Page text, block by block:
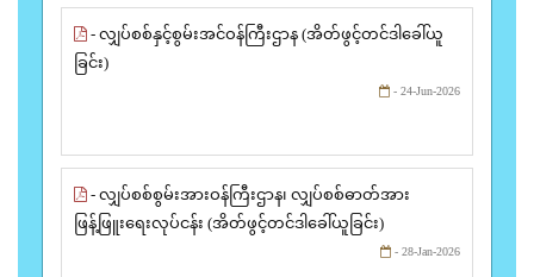
- လျှပ်စစ်နှင့်စွမ်းအင်ဝန်ကြီးဌာန (အိတ်ဖွင့်တင်ဒါခေါ်ယူ
ခြင်း)
- 24-Jun-2026
- လျှပ်စစ်စွမ်းအားဝန်ကြီးဌာန၊ လျှပ်စစ်ဓာတ်အား
ဖြန့်ဖြူးရေးလုပ်ငန်း (အိတ်ဖွင့်တင်ဒါခေါ်ယူခြင်း)
- 28-Jan-2026